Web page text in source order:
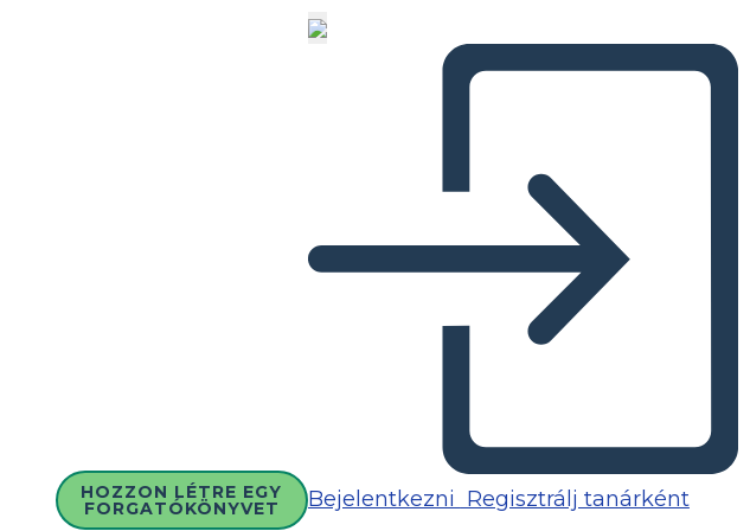
HOZZON LÉTRE EGY
FORGATÓKÖNYVET Bejelentkezni Regisztrálj tanárként